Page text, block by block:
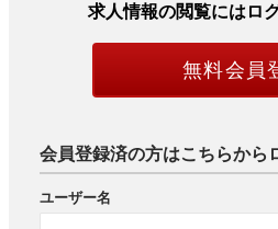
求人情報の閲覧にはロ
無料会員
会員登録済の方はこちらから
ユーザー名